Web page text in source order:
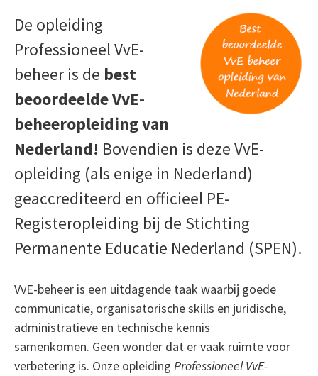
De opleiding
Professioneel VvE-
beheer is de best
beoordeelde VvE-
beheeropleiding van
Nederland! Bovendien is deze VvE-
opleiding (als enige in Nederland)
geaccrediteerd en officieel PE-
Registeropleiding bij de Stichting
Permanente Educatie Nederland (SPEN).
VvE-beheer is een uitdagende taak waarbij goede
communicatie, organisatorische skills en juridische,
administratieve en technische kennis
samenkomen. Geen wonder dat er vaak ruimte voor
verbetering is. Onze opleiding Professioneel VvE-